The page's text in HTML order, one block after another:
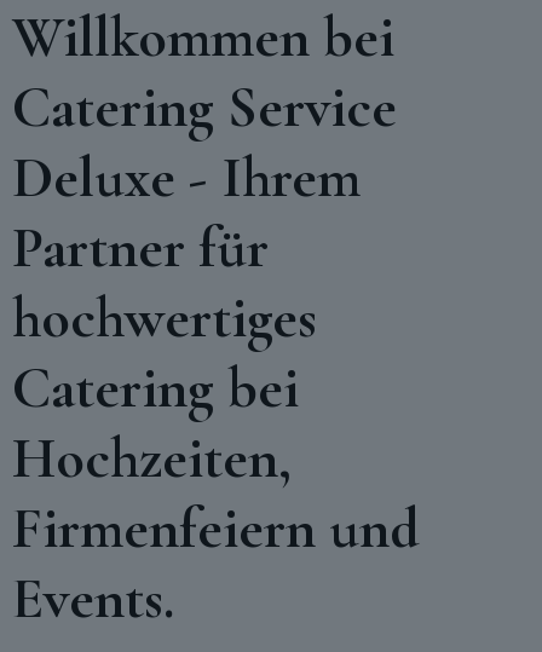
Willkommen bei
Catering Service
Deluxe - Ihrem
Partner für
hochwertiges
Catering bei
Hochzeiten,
Firmenfeiern und
Events.